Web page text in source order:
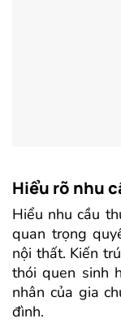
Hiểu rõ nhu
Hiểu nhu cầu
quan trọng
nội thất. Kiến
thói quen sinh
nhân của gia
đình.